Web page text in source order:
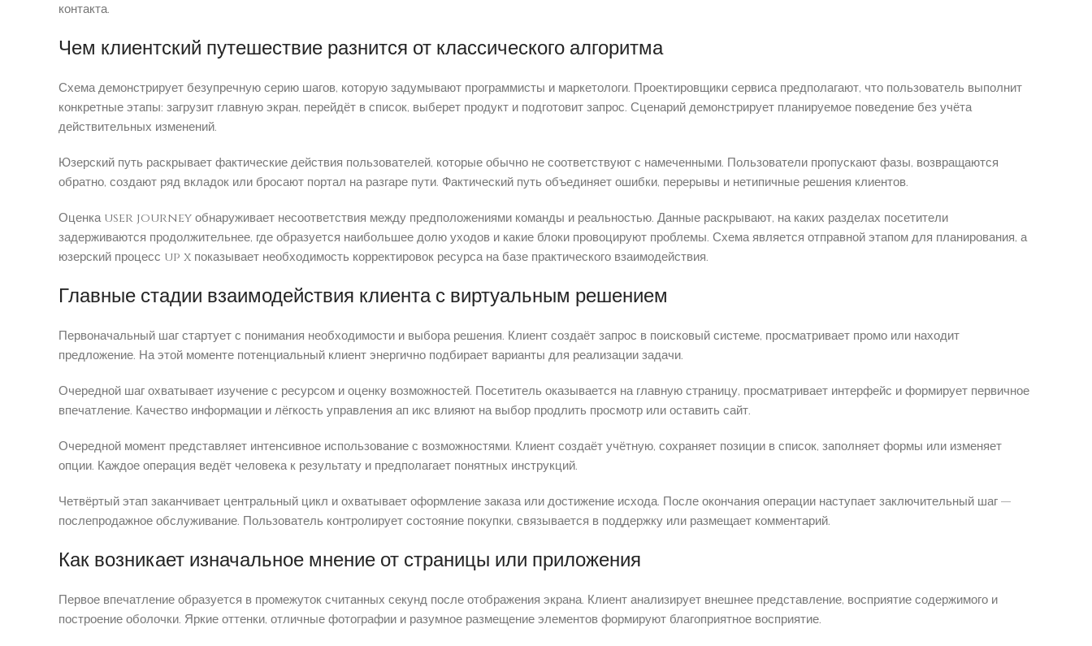
контакта.
Чем клиентский путешествие разнится от классического алгоритма
Схема демонстрирует безупречную серию шагов, которую задумывают программисты и маркетологи. Проектировщики сервиса предполагают, что пользователь выполнит
конкретные этапы: загрузит главную экран, перейдёт в список, выберет продукт и подготовит запрос. Сценарий демонстрирует планируемое поведение без учёта
действительных изменений.
Юзерский путь раскрывает фактические действия пользователей, которые обычно не соответствуют с намеченными. Пользователи пропускают фазы, возвращаются
обратно, создают ряд вкладок или бросают портал на разгаре пути. Фактический путь объединяет ошибки, перерывы и нетипичные решения клиентов.
Оценка user journey обнаруживает несоответствия между предположениями команды и реальностью. Данные раскрывают, на каких разделах посетители
задерживаются продолжительнее, где образуется наибольшее долю уходов и какие блоки провоцируют проблемы. Схема является отправной этапом для планирования, а
юзерский процесс up x показывает необходимость корректировок ресурса на базе практического взаимодействия.
Главные стадии взаимодействия клиента с виртуальным решением
Первоначальный шаг стартует с понимания необходимости и выбора решения. Клиент создаёт запрос в поисковый системе, просматривает промо или находит
предложение. На этой моменте потенциальный клиент энергично подбирает варианты для реализации задачи.
Очередной шаг охватывает изучение с ресурсом и оценку возможностей. Посетитель оказывается на главную страницу, просматривает интерфейс и формирует первичное
впечатление. Качество информации и лёгкость управления ап икс влияют на выбор продлить просмотр или оставить сайт.
Очередной момент представляет интенсивное использование с возможностями. Клиент создаёт учётную, сохраняет позиции в список, заполняет формы или изменяет
опции. Каждое операция ведёт человека к результату и предполагает понятных инструкций.
Четвёртый этап заканчивает центральный цикл и охватывает оформление заказа или достижение исхода. После окончания операции наступает заключительный шаг —
послепродажное обслуживание. Пользователь контролирует состояние покупки, связывается в поддержку или размещает комментарий.
Как возникает изначальное мнение от страницы или приложения
Первое впечатление образуется в промежуток считанных секунд после отображения экрана. Клиент анализирует внешнее представление, восприятие содержимого и
построение оболочки. Яркие оттенки, отличные фотографии и разумное размещение элементов формируют благоприятное восприятие.